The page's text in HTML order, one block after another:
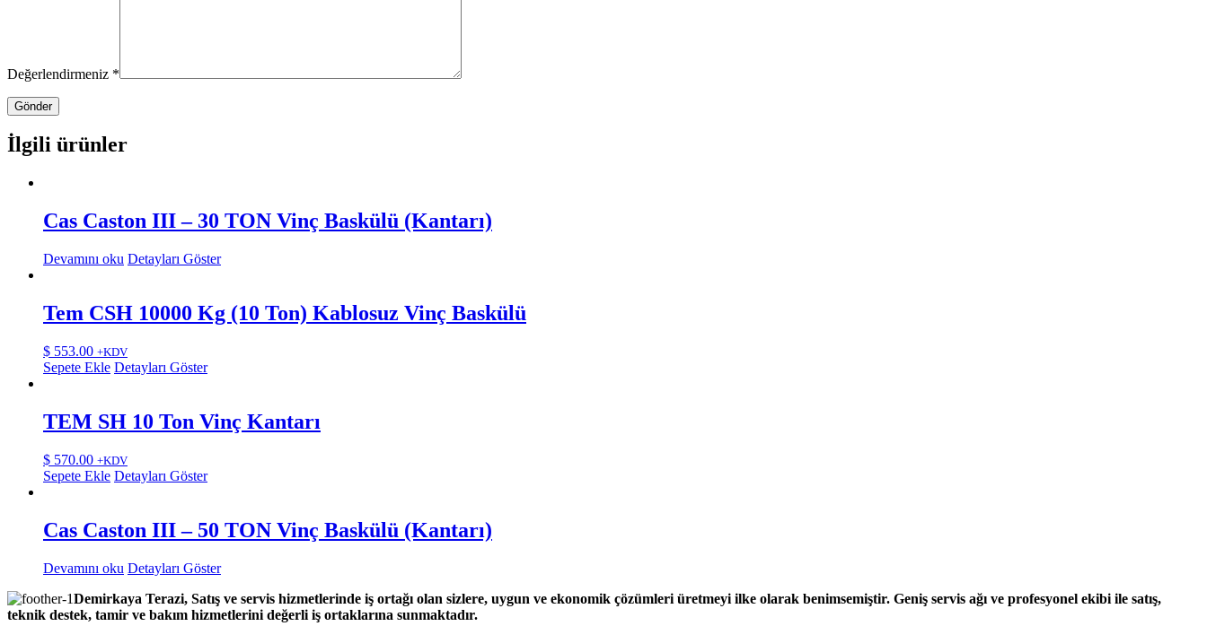
Değerlendirmeniz *
İlgili ürünler
Cas Caston III – 30 TON Vinç Baskülü (Kantarı)
Devamını oku Detayları Göster
Tem CSH 10000 Kg (10 Ton) Kablosuz Vinç Baskülü
$ 553.00 +KDV
Sepete Ekle Detayları Göster
TEM SH 10 Ton Vinç Kantarı
$ 570.00 +KDV
Sepete Ekle Detayları Göster
Cas Caston III – 50 TON Vinç Baskülü (Kantarı)
Devamını oku Detayları Göster
Demirkaya Terazi, Satış ve servis hizmetlerinde iş ortağı olan sizlere, uygun ve ekonomik çözümleri üretmeyi ilke olarak benimsemiştir. Geniş servis ağı ve profesyonel ekibi ile satış,
teknik destek, tamir ve bakım hizmetlerini değerli iş ortaklarına sunmaktadır.